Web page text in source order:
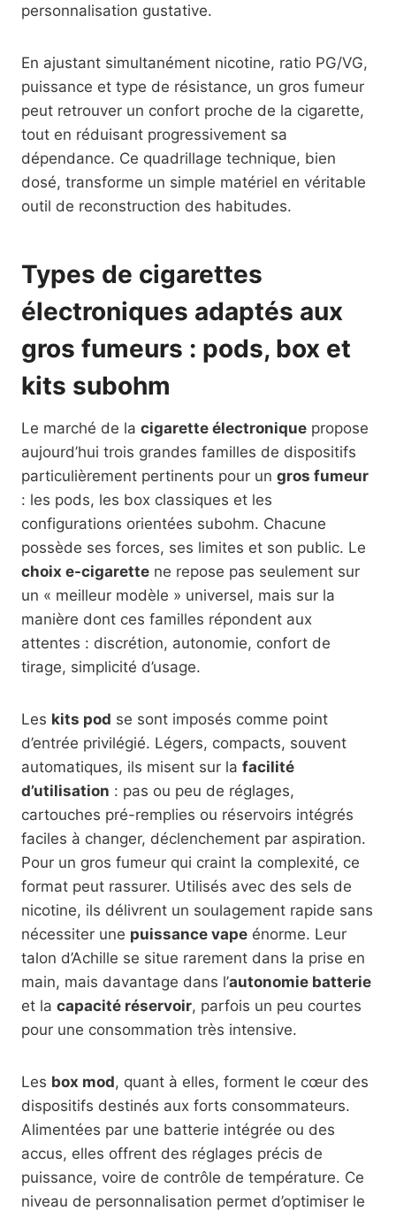
personnalisation gustative.
En ajustant simultanément nicotine, ratio PG/VG,
puissance et type de résistance, un gros fumeur
peut retrouver un confort proche de la cigarette,
tout en réduisant progressivement sa
dépendance. Ce quadrillage technique, bien
dosé, transforme un simple matériel en véritable
outil de reconstruction des habitudes.
Types de cigarettes
électroniques adaptés aux
gros fumeurs : pods, box et
kits subohm
Le marché de la cigarette électronique propose
aujourd’hui trois grandes familles de dispositifs
particulièrement pertinents pour un gros fumeur
: les pods, les box classiques et les
configurations orientées subohm. Chacune
possède ses forces, ses limites et son public. Le
choix e-cigarette ne repose pas seulement sur
un « meilleur modèle » universel, mais sur la
manière dont ces familles répondent aux
attentes : discrétion, autonomie, confort de
tirage, simplicité d’usage.
Les kits pod se sont imposés comme point
d’entrée privilégié. Légers, compacts, souvent
automatiques, ils misent sur la facilité
d’utilisation : pas ou peu de réglages,
cartouches pré-remplies ou réservoirs intégrés
faciles à changer, déclenchement par aspiration.
Pour un gros fumeur qui craint la complexité, ce
format peut rassurer. Utilisés avec des sels de
nicotine, ils délivrent un soulagement rapide sans
nécessiter une puissance vape énorme. Leur
talon d’Achille se situe rarement dans la prise en
main, mais davantage dans l’autonomie batterie
et la capacité réservoir, parfois un peu courtes
pour une consommation très intensive.
Les box mod, quant à elles, forment le cœur des
dispositifs destinés aux forts consommateurs.
Alimentées par une batterie intégrée ou des
accus, elles offrent des réglages précis de
puissance, voire de contrôle de température. Ce
niveau de personnalisation permet d’optimiser le